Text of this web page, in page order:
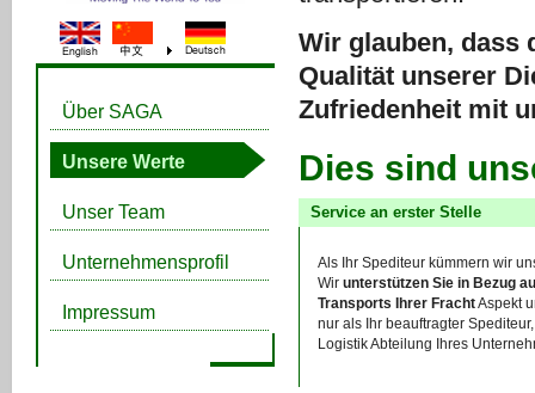
Über SAGA
Unsere Werte
Unser Team
Unternehmensprofil
Impressum
Wir glauben, dass
Qualität unserer
Zufriedenheit mit
Dies sind
Service an erster Stelle
Als Ihr Spediteur kümmern wir
Wir unterstützen Sie in Bezug
Transports Ihrer FrachtAspekt
nur als Ihr beauftragter
Logistik Abteilung Ihres